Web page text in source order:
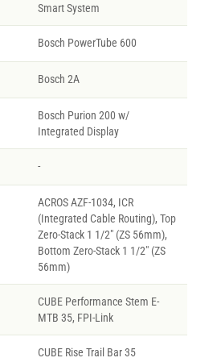
Smart System
Bosch PowerTube 600
Bosch 2A
Bosch Purion 200 w/
Integrated Display
-
ACROS AZF-1034, ICR
(Integrated Cable Routing), Top
Zero-Stack 1 1/2" (ZS 56mm),
Bottom Zero-Stack 1 1/2" (ZS
56mm)
CUBE Performance Stem E-
MTB 35, FPI-Link
CUBE Rise Trail Bar 35